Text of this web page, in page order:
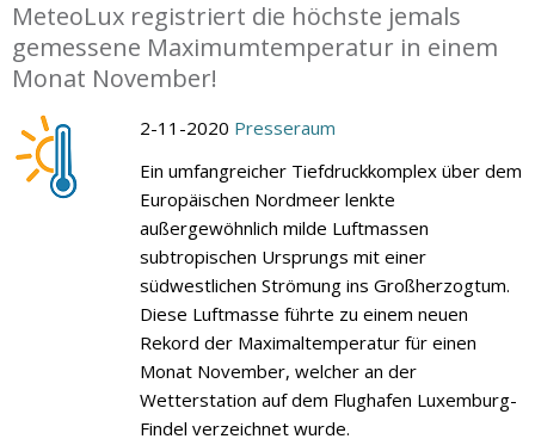
MeteoLux registriert die höchste jemals
gemessene Maximumtemperatur in einem
Monat November!
2-11-2020 Presseraum
Ein umfangreicher Tiefdruckkomplex über dem
Europäischen Nordmeer lenkte
außergewöhnlich milde Luftmassen
subtropischen Ursprungs mit einer
südwestlichen Strömung ins Großherzogtum.
Diese Luftmasse führte zu einem neuen
Rekord der Maximaltemperatur für einen
Monat November, welcher an der
Wetterstation auf dem Flughafen Luxemburg-
Findel verzeichnet wurde.